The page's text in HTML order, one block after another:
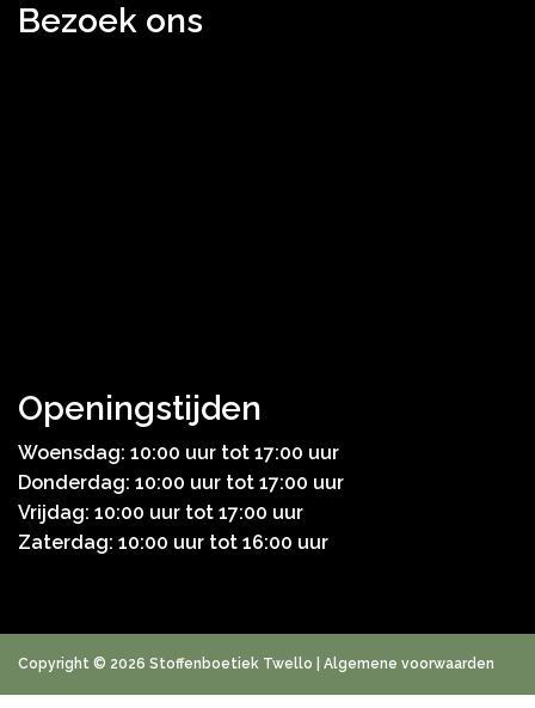
Bezoek ons
Openingstijden
Woensdag: 10:00 uur tot 17:00 uur
Donderdag: 10:00 uur tot 17:00 uur
Vrijdag: 10:00 uur tot 17:00 uur
Zaterdag: 10:00 uur tot 16:00 uur
Copyright © 2026 Stoffenboetiek Twello | Algemene voorwaarden